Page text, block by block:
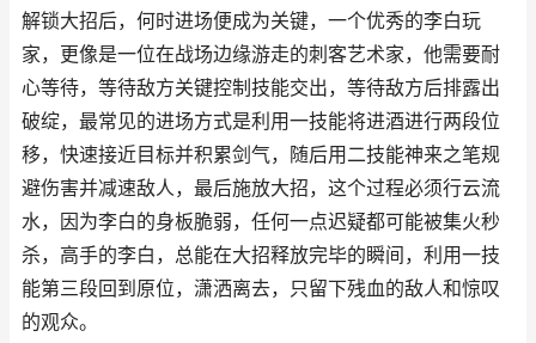
解锁大招后，何时进场便成为关键，一个优秀的李白玩
家，更像是一位在战场边缘游走的刺客艺术家，他需要耐
心等待，等待敌方关键控制技能交出，等待敌方后排露出
破绽，最常见的进场方式是利用一技能将进酒进行两段位
移，快速接近目标并积累剑气，随后用二技能神来之笔规
避伤害并减速敌人，最后施放大招，这个过程必须行云流
水，因为李白的身板脆弱，任何一点迟疑都可能被集火秒
杀，高手的李白，总能在大招释放完毕的瞬间，利用一技
能第三段回到原位，潇洒离去，只留下残血的敌人和惊叹
的观众。